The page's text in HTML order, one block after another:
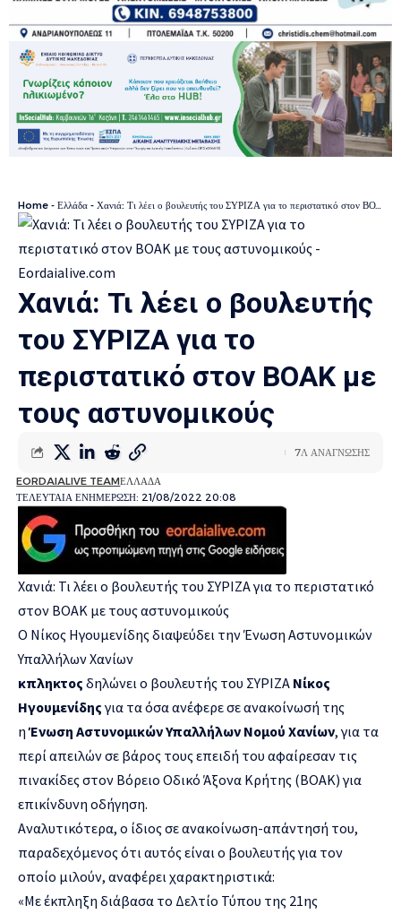
Home - Ελλάδα - Χανιά: Τι λέει ο βουλευτής του ΣΥΡΙΖΑ για το περιστατικό στον ΒΟΑΚ με τους αστυνομικούς
Χανιά: Τι λέει ο βουλευτής
του ΣΥΡΙΖΑ για το
περιστατικό στον ΒΟΑΚ με
τους αστυνομικούς
ΤΕΛΕΥΤΑΙΑ ΕΝΗΜΕΡΩΣΗ: 21/08/2022 20:08
EORDAIALIVE TEAMΕΛΛΑΔΑ
7Λ ΑΝΑΓΝΩΣΗΣ
Χανιά: Τι λέει ο βουλευτής του ΣΥΡΙΖΑ για το περιστατικό
στον ΒΟΑΚ με τους αστυνομικούς
Ο Νίκος Ηγουμενίδης διαψεύδει την Ένωση Αστυνομικών
Υπαλλήλων Χανίων
κπληκτος δηλώνει ο βουλευτής του ΣΥΡΙΖΑ Νίκος
Ηγουμενίδηςγια τα όσα ανέφερε σε ανακοίνωσή της
ηΈνωση Αστυνομικών Υπαλλήλων Νομού Χανίων, για τα
περί απειλών σε βάρος τους επειδή του αφαίρεσαν τις
πινακίδες στον Βόρειο Οδικό Άξονα Κρήτης (ΒΟΑΚ) για
επικίνδυνη οδήγηση.
Αναλυτικότερα, ο ίδιος σε ανακοίνωση-απάντησή του,
παραδεχόμενος ότι αυτός είναι ο βουλευτής για τον
οποίο μιλούν, αναφέρει χαρακτηριστικά:
«Με έκπληξη διάβασα το Δελτίο Τύπου της 21ης